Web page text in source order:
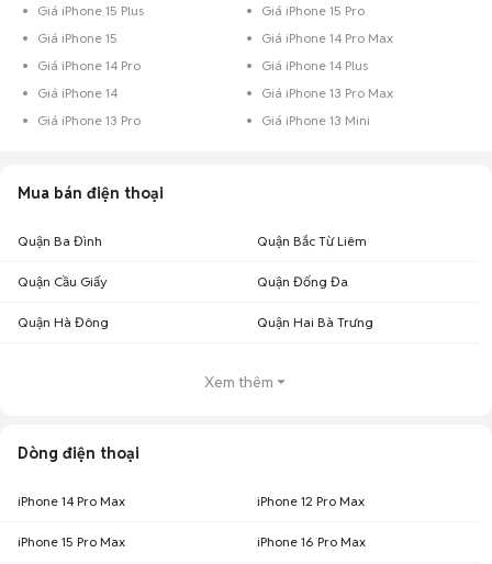
Giá iPhone 15 Plus
Giá iPhone 15 Pro
Giá iPhone 15
Giá iPhone 14 Pro Max
Giá iPhone 14 Pro
Giá iPhone 14 Plus
Giá iPhone 14
Giá iPhone 13 Pro Max
Giá iPhone 13 Pro
Giá iPhone 13 Mini
Mua bán điện thoại
Quận Ba Đình Quận Bắc Từ Liêm
Quận Cầu Giấy Quận Đống Đa
Quận Hà Đông Quận Hai Bà Trưng
Xem thêm
Dòng điện thoại
iPhone 14 Pro Max iPhone 12 Pro Max
iPhone 15 Pro Max iPhone 16 Pro Max